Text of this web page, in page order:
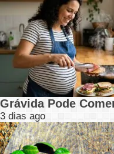
Grávida Pode
3 dias ago